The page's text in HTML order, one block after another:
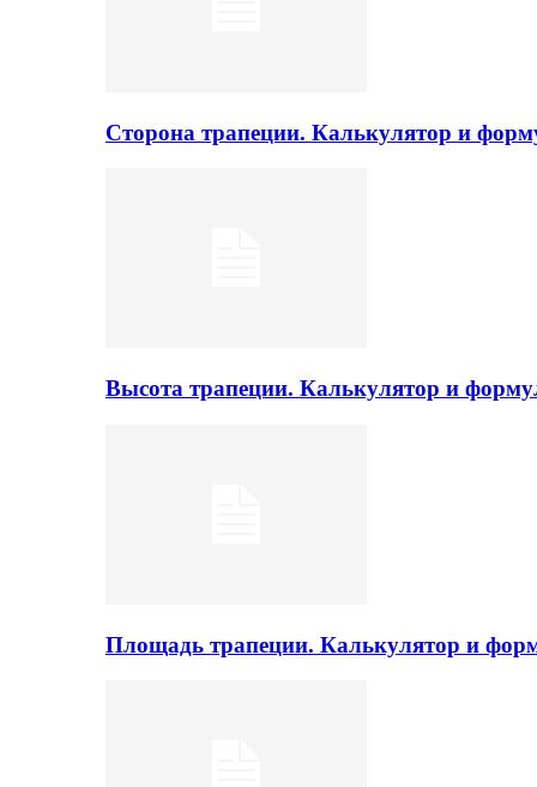
Сторона трапеции. Калькулятор и
Высота трапеции. Калькулятор и
Площадь трапеции. Калькулятор и